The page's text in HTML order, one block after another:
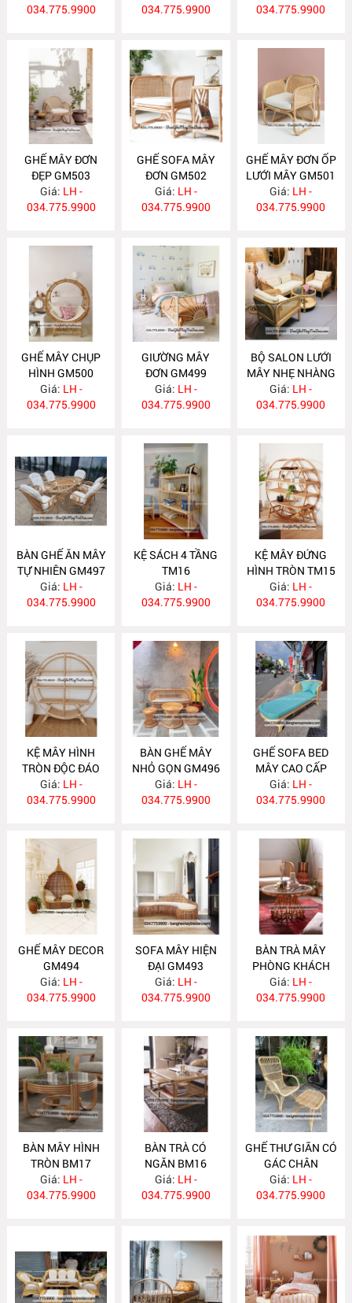
034.775.9900
034.775.9900
034.775.9900
GHẾ MÂY ĐƠN
ĐẸP GM503
Giá: LH -
034.775.9900
GHẾ SOFA MÂY
ĐƠN GM502
Giá: LH -
034.775.9900
GHẾ MÂY ĐƠN ỐP
LƯỚI MÂY GM501
Giá: LH -
034.775.9900
GHẾ MÂY CHỤP
HÌNH GM500
Giá: LH -
034.775.9900
GIƯỜNG MÂY
ĐƠN GM499
Giá: LH -
034.775.9900
BỘ SALON LƯỚI
MÂY NHẸ NHÀNG
GM498
Giá: LH -
034.775.9900
BÀN GHẾ ĂN MÂY
TỰ NHIÊN GM497
Giá: LH -
034.775.9900
KỆ SÁCH 4 TẦNG
TM16
Giá: LH -
034.775.9900
KỆ MÂY ĐỨNG
HÌNH TRÒN TM15
Giá: LH -
034.775.9900
KỆ MÂY HÌNH
TRÒN ĐỘC ĐÁO
TM14
Giá: LH -
034.775.9900
BÀN GHẾ MÂY
NHỎ GỌN GM496
Giá: LH -
034.775.9900
GHẾ SOFA BED
MÂY CAO CẤP
GM495
Giá: LH -
034.775.9900
GHẾ MÂY DECOR
GM494
Giá: LH -
034.775.9900
SOFA MÂY HIỆN
ĐẠI GM493
Giá: LH -
034.775.9900
BÀN TRÀ MÂY
PHÒNG KHÁCH
HIỆN ĐẠI BM18
Giá: LH -
034.775.9900
BÀN MÂY HÌNH
TRÒN BM17
Giá: LH -
034.775.9900
BÀN TRÀ CÓ
NGĂN BM16
Giá: LH -
034.775.9900
GHẾ THƯ GIÃN CÓ
GÁC CHÂN
GM492
Giá: LH -
034.775.9900